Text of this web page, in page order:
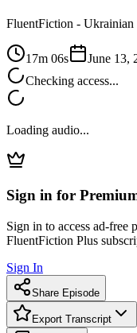
FluentFiction - Ukrainian
17m 06s
June 13,
Checking access...
Loading audio...
Sign in for
Sign in to access ad-free
FluentFiction Plus
Sign In
Share Episode
Export Transcript